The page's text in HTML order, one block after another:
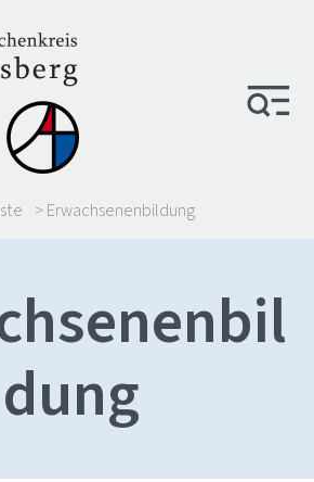
> Erwachsenenbildung
dung